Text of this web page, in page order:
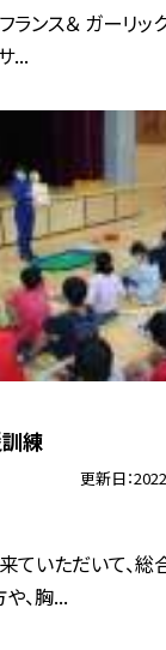
ンス＆ ガーリッ
...
練
更新日
ていただいて、
、胸...